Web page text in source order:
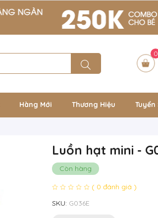
0
Hàng Mới Thương Hiệu
Luồn hạt mini -
Còn hàng
( 0 đánh giá )
SKU: G036E